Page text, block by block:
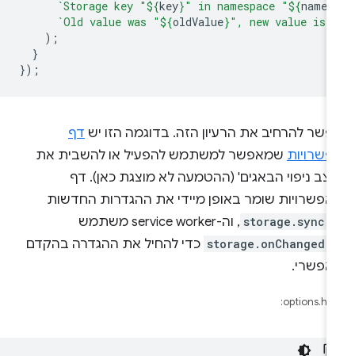
`Storage key "${key }" in namespace "${
`Old value was "${oldValue
", new value is
להרחיב את הרעיון הזה. בדוגמה הזו יש דף
שמאפשר למשתמש להפעיל או להשבית את
ניפוי הבאגים' (ההטמעה לא מוצגת כאן). דף
שומר באופן מיידי את ההגדרות החדשות
storage.sync
, וה-service worker משתמש
storage.onChanged כדי להחיל את ההגדרה בהקדם